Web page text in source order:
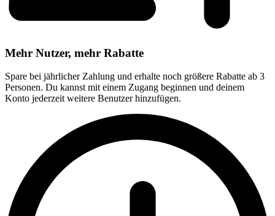
Mehr Nutzer, mehr Rabatte
Spare bei jährlicher Zahlung und erhalte noch größere Rabatte ab 3
Personen. Du kannst mit einem Zugang beginnen und deinem
Konto jederzeit weitere Benutzer hinzufügen.